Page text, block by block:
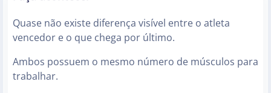
Quase não existe diferença visível entre o atleta
vencedor e o que chega por último.
Ambos possuem o mesmo número de músculos para
trabalhar.